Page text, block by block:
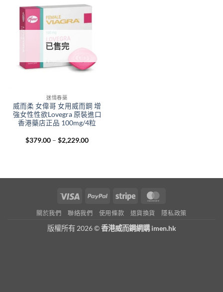
已售完
迷情春藥
威而柔 女偉哥 女用威而鋼 增
強女性性欲Lovegra 原裝進口
香港藥店正品 100mg/4粒
$379.00 – $2,229.00Price
Visa PayPal Stripe
關於我們 聯絡我們 使用條款 退貨換貨 隱私政策
版權所有 2026 ©香港威而鋼網購 imen.hk